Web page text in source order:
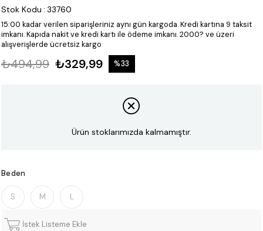
Stok Kodu : 33760
15:00 kadar verilen siparişleriniz aynı gün kargoda.Kredi kartına 9 taksit
imkanı.Kapıda nakit ve kredi kartı ile ödeme imkanı.2000? ve üzeri
alışverişlerde ücretsiz kargo
₺494,99 ₺329,99 %33
Ürün stoklarımızda kalmamıştır.
Beden
S M L
İstek Listeme Ekle